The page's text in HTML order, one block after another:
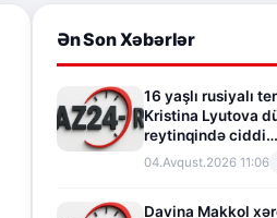
Ən Son Xəbərlər
16 yaşlı rusiyalı
Kristina Lyutova
reytinqində ciddi
irəliləyişə imza
04.Avqust.2026 11:06
Davina Makkol